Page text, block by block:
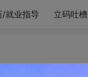
/就业指导 立码吐槽